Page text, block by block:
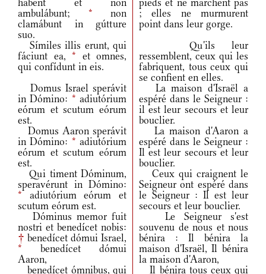
habent et non
ambulábunt; * non
clamábunt in gútture
suo.
pieds et ne marchent pas
; elles ne murmurent
point dans leur gorge.
Símiles illis erunt, qui
fáciunt ea, * et omnes,
qui confídunt in eis.
Qu'ils leur
ressemblent, ceux qui les
fabriquent, tous ceux qui
se confient en elles.
Domus Israel sperávit
in Dómino: * adiutórium
eórum et scutum eórum
est.
La maison d'Israël a
espéré dans le Seigneur :
il est leur secours et leur
bouclier.
Domus Aaron sperávit
in Dómino: * adiutórium
eórum et scutum eórum
est.
La maison d'Aaron a
espéré dans le Seigneur :
Il est leur secours et leur
bouclier.
Qui timent Dóminum,
speravérunt in Dómino:
* adiutórium eórum et
scutum eórum est.
Ceux qui craignent le
Seigneur ont espéré dans
le Seigneur : Il est leur
secours et leur bouclier.
Dóminus memor fuit
nostri et benedícet nobis:
† benedícet dómui Israel,
* benedícet dómui
Aaron,
Le Seigneur s'est
souvenu de nous et nous
bénira : Il bénira la
maison d'Israël, Il bénira
la maison d'Aaron,
benedícet ómnibus, qui
Il bénira tous ceux qui